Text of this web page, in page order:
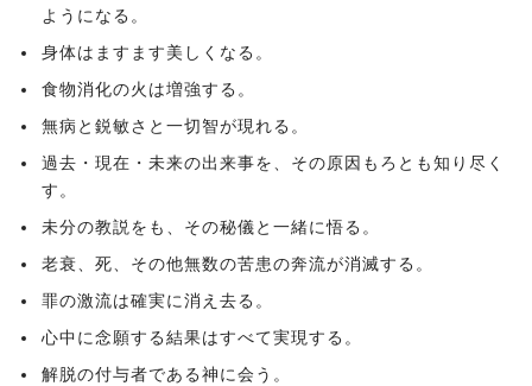
ようになる。
身体はますます美しくなる。
食物消化の火は増強する。
無病と鋭敏さと一切智が現れる。
過去・現在・未来の出来事を、その原因もろとも知り尽く
す。
未分の教説をも、その秘儀と一緒に悟る。
老衰、死、その他無数の苦患の奔流が消滅する。
罪の激流は確実に消え去る。
心中に念願する結果はすべて実現する。
解脱の付与者である神に会う。